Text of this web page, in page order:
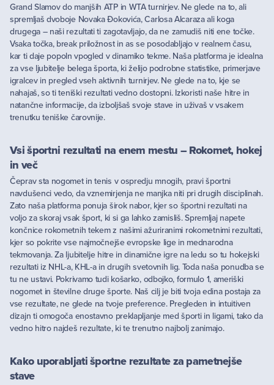
Grand Slamov do manjših ATP in WTA turnirjev. Ne glede na to, ali
spremljaš dvoboje Novaka Đokovića, Carlosa Alcaraza ali koga
drugega – naši rezultati ti zagotavljajo, da ne zamudiš niti ene točke.
Vsaka točka, break priložnost in as se posodabljajo v realnem času,
kar ti daje popoln vpogled v dinamiko tekme. Naša platforma je idealna
za vse ljubitelje belega športa, ki želijo podrobne statistike, primerjave
igralcev in pregled vseh aktivnih turnirjev. Ne glede na to, kje se
nahajaš, so ti teniški rezultati vedno dostopni. Izkoristi naše hitre in
natančne informacije, da izboljšaš svoje stave in uživaš v vsakem
trenutku teniške čarovnije.
Vsi športni rezultati na enem mestu – Rokomet, hokej
in več
Čeprav sta nogomet in tenis v ospredju mnogih, pravi športni
navdušenci vedo, da vznemirjenja ne manjka niti pri drugih disciplinah.
Zato naša platforma ponuja širok nabor, kjer so športni rezultati na
voljo za skoraj vsak šport, ki si ga lahko zamisliš. Spremljaj napete
končnice rokometnih tekem z našimi ažuriranimi rokometnimi rezultati,
kjer so pokrite vse najmočnejše evropske lige in mednarodna
tekmovanja. Za ljubitelje hitre in dinamične igre na ledu so tu hokejski
rezultati iz NHL-a, KHL-a in drugih svetovnih lig. Toda naša ponudba se
tu ne ustavi. Pokrivamo tudi košarko, odbojko, formulo 1, ameriški
nogomet in številne druge športe. Naš cilj je biti tvoja edina postaja za
vse rezultate, ne glede na tvoje preference. Pregleden in intuitiven
dizajn ti omogoča enostavno preklapljanje med športi in ligami, tako da
vedno hitro najdeš rezultate, ki te trenutno najbolj zanimajo.
Kako uporabljati športne rezultate za pametnejše
stave